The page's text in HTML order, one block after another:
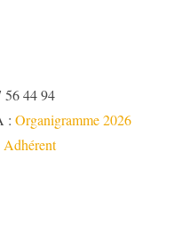
56 44 94
: Organigramme 2026